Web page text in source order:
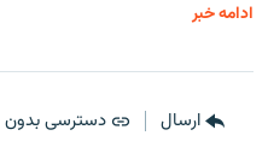
ادامه خبر
ارسال دسترسی بدون